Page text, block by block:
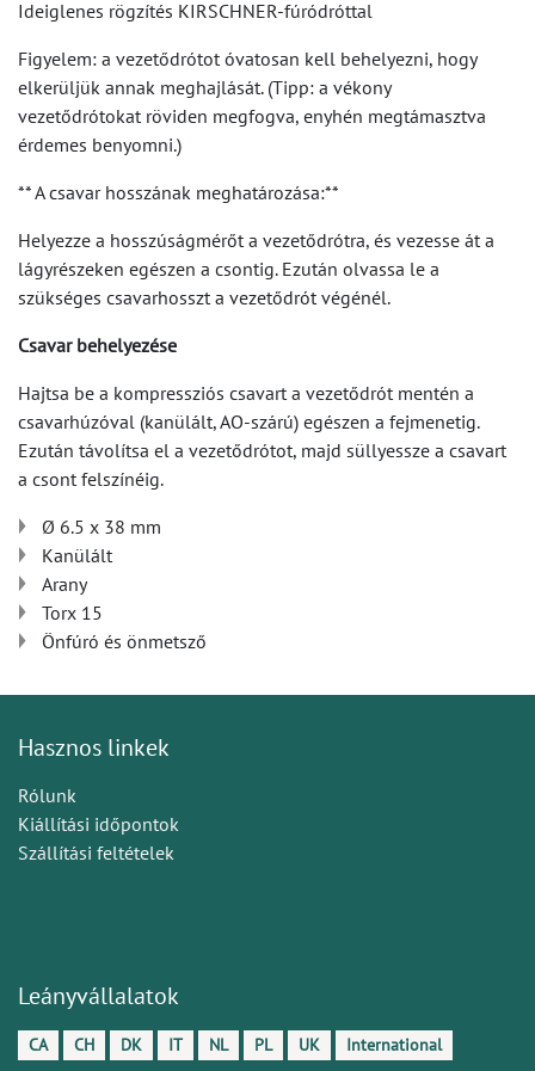
Ideiglenes rögzítés KIRSCHNER-fúródróttal
Figyelem: a vezetődrótot óvatosan kell behelyezni, hogy
elkerüljük annak meghajlását. (Tipp: a vékony
vezetődrótokat röviden megfogva, enyhén megtámasztva
érdemes benyomni.)
** A csavar hosszának meghatározása:**
Helyezze a hosszúságmérőt a vezetődrótra, és vezesse át a
lágyrészeken egészen a csontig. Ezután olvassa le a
szükséges csavarhosszt a vezetődrót végénél.
Csavar behelyezése
Hajtsa be a kompressziós csavart a vezetődrót mentén a
csavarhúzóval (kanülált, AO-szárú) egészen a fejmenetig.
Ezután távolítsa el a vezetődrótot, majd süllyessze a csavart
a csont felszínéig.
Ø 6.5 x 38 mm
Kanülált
Arany
Torx 15
Önfúró és önmetsző
Hasznos linkek
Rólunk
Kiállítási időpontok
Szállítási feltételek
Leányvállalatok
CA CH DK IT NL PL UK International